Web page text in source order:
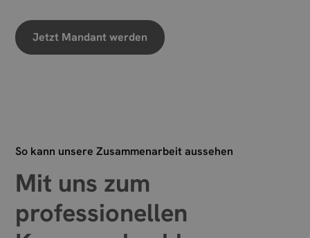
Jetzt Mandant werden
So kann unsere Zusammenarbeit aussehen
Mit uns zum
professionellen